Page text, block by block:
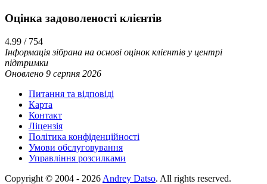
Оцінка задоволеності клієнтiв
4.99 / 754
Інформація зібрана на основі оцінок клієнтів у центрі
підтримки
Оновлено 9 серпня 2026
Питання та відповіді
Карта
Контакт
Ліцензія
Політика конфіденційності
Умови обслуговування
Управління розсилками
Copyright © 2004 - 2026 Andrey Datso. All rights reserved.